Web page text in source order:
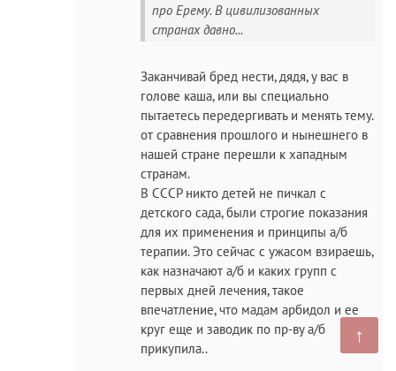
про Ерему. В цивилизованных
странах давно...
Заканчивай бред нести, дядя, у вас в
голове каша, или вы специально
пытаетесь передергивать и менять тему.
от сравнения прошлого и нынешнего в
нашей стране перешли к хападным
странам.
В СССР никто детей не пичкал с
детского сада, были строгие показания
для их применения и принципы а/б
терапии. Это сейчас с ужасом взираешь,
как назначают а/б и каких групп с
первых дней лечения, такое
впечатление, что мадам арбидол и ее
круг еще и заводик по пр-ву а/б
прикупила..
↑